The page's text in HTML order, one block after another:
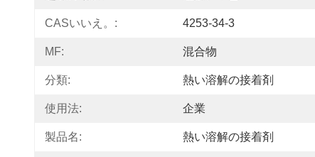
CASいいえ。: 4253-34-3
MF: 混合物
分類: 熱い溶解の接着剤
使用法: 企業
製品名: 熱い溶解の接着剤